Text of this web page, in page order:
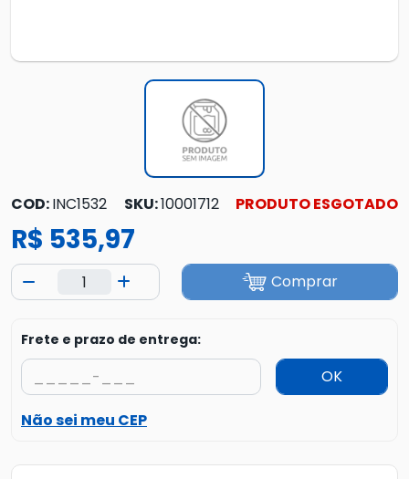
COD:INC1532 SKU:10001712 PRODUTO ESGOTADO
R$ 535,97
Comprar
Frete e prazo de entrega:
OK
Não sei meu CEP